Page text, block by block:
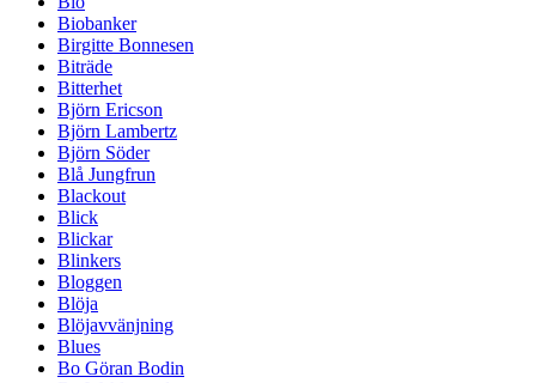
Biobanker
Birgitte Bonnesen
Biträde
Bitterhet
Björn Ericson
Björn Lambertz
Björn Söder
Blå Jungfrun
Blackout
Blick
Blickar
Blinkers
Bloggen
Blöja
Blöjavvänjning
Blues
Bo Göran Bodin